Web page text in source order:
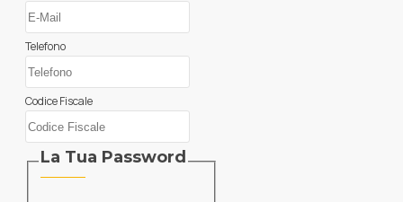
Telefono
Codice Fiscale
La Tua Password